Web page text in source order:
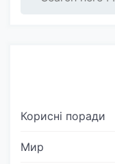
Корисні поради
Мир